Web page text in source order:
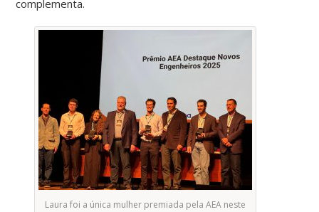
complementa.
Laura foi a única mulher premiada pela AEA neste